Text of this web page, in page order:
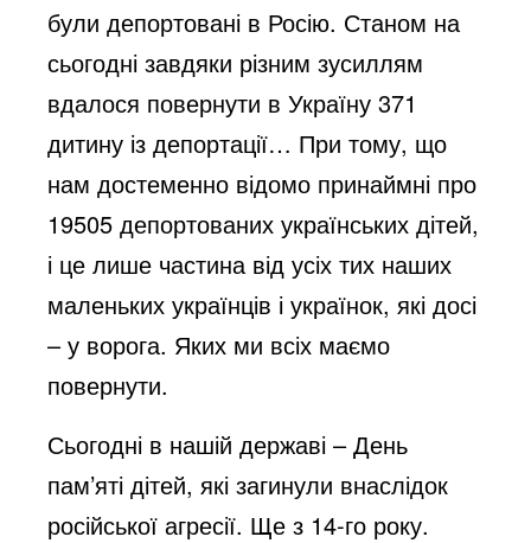
були депортовані в Росію. Станом на
сьогодні завдяки різним зусиллям
вдалося повернути в Україну 371
дитину із депортації… При тому, що
нам достеменно відомо принаймні про
19505 депортованих українських дітей,
і це лише частина від усіх тих наших
маленьких українців і українок, які досі
– у ворога. Яких ми всіх маємо
повернути.
Сьогодні в нашій державі – День
пам’яті дітей, які загинули внаслідок
російської агресії. Ще з 14-го року.